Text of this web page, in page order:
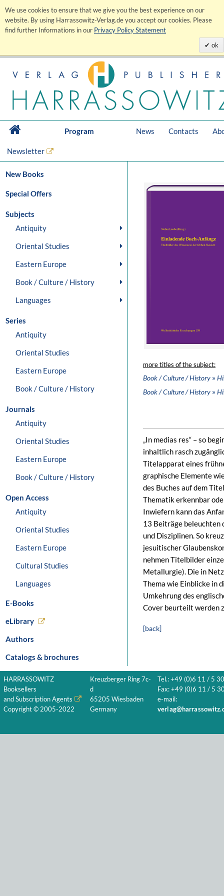
We use cookies to ensure that we give you the best experience on our
website. By using Harrassowitz-Verlag.de you accept our cookies. Please
find further Informations in our Privacy Policy Statement
ok
Program News Contacts
Newsletter
New Books
Special Offers
Subjects
Antiquity
Oriental Studies
Eastern Europe
Book / Culture / History
Languages
Series
Antiquity
Oriental Studies
Eastern Europe
Book / Culture / History
Journals
Antiquity
Oriental Studies
Eastern Europe
Book / Culture / History
Open Access
Antiquity
Oriental Studies
Eastern Europe
Cultural Studies
Languages
E-Books
eLibrary
Authors
Catalogs & brochures
more titles of the subject:
Book / Culture / History »
Book / Culture / History »
„In medias res“ – so
inhaltlich rasch
Titelapparat eines
graphische Elemente
des Buches auf dem
Thematik erkennbar
Inwiefern kann das
13 Beiträge beleuchten
und Disziplinen. So
jesuitischer
nehmen Titelbilder
Metallurgie). Die in
Thema wie Einblicke in
Umkehrung des
Cover beurteilt werden
[back]
HARRASSOWITZ
Booksellers
and Subscription Agents
Copyright © 2005-2022
Kreuzberger Ring 7c-
d
65205 Wiesbaden
Germany
Tel.: +49 (0)6 11 / 5
Fax: +49 (0)6 11 / 5
e-mail: